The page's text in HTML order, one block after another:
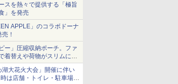
スを熱々で提供する「極旨
」を発売
APPLE」のコラボドーナ
！
ー」圧縮収納ポーチ。ファ
着替えや荷物がスリムにま
大花火大会」開催に伴い
は店舗・トイレ・駐車場の